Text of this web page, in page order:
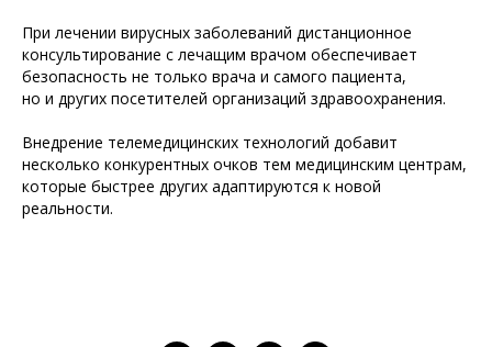
При лечении вирусных заболеваний дистанционное
консультирование с лечащим врачом обеспечивает
безопасность не только врача и самого пациента,
но и других посетителей организаций здравоохранения.
Внедрение телемедицинских технологий добавит
несколько конкурентных очков тем медицинским центрам,
которые быстрее других адаптируются к новой
реальности.